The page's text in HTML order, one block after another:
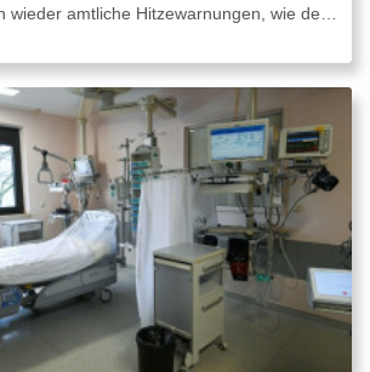
wieder amtliche Hitzewarnungen, wie der
(DWD) in Offenbach mitteilte. Auch in
fast im ganzen Land Hitze-Alarm, von
in der Bretagne waren
betroffen. Die
(WHO) mahnte die Europäer
Investitionen in den Hitzeschutz.